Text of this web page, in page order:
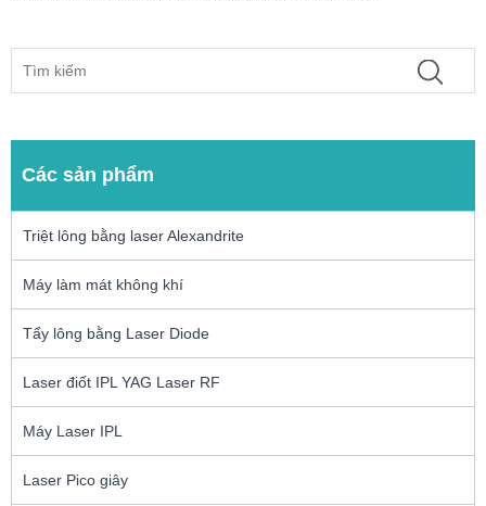
Các sản phẩm
Triệt lông bằng laser Alexandrite
Máy làm mát không khí
Tẩy lông bằng Laser Diode
Laser điốt IPL YAG Laser RF
Máy Laser IPL
Laser Pico giây